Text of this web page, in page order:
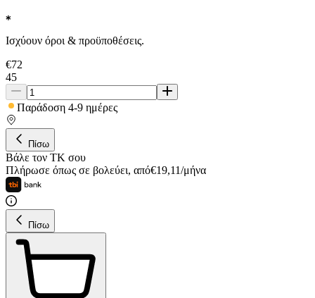
Ισχύουν όροι & προϋποθέσεις.
€72
45
Παράδοση 4-9 ημέρες
Πίσω
Βάλε τον ΤΚ σου
Πλήρωσε όπως σε βολεύει, από€19,11/μήνα
Πίσω